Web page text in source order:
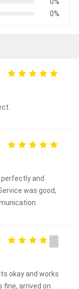
0%
and
was good,
okay and works
fine, arrived on